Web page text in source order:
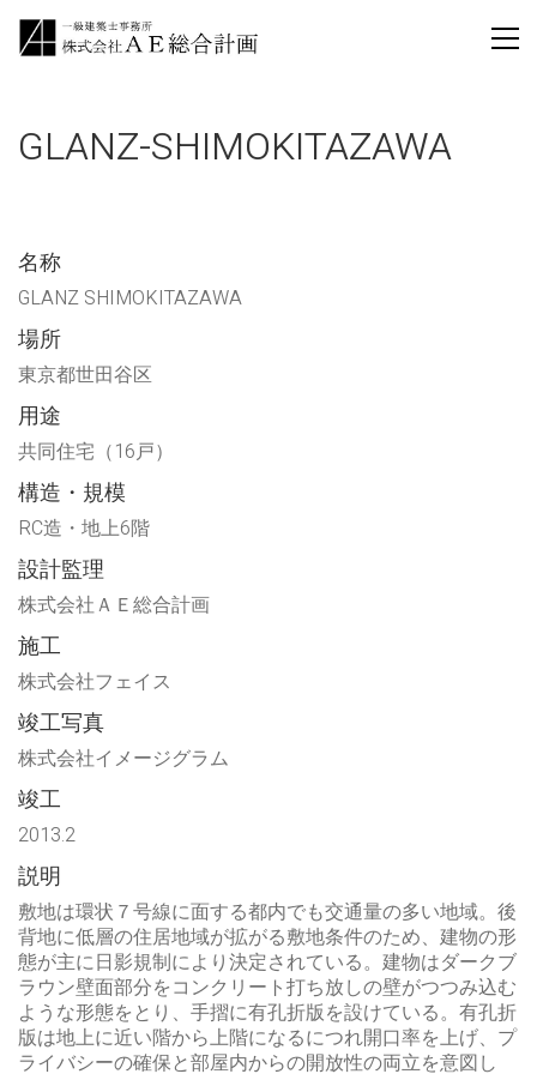
GLANZ-SHIMOKITAZAWA
名称
GLANZ SHIMOKITAZAWA
場所
東京都世田谷区
用途
共同住宅（16戸）
構造・規模
RC造・地上6階
設計監理
株式会社ＡＥ総合計画
施工
株式会社フェイス
竣工写真
株式会社イメージグラム
竣工
2013.2
説明
敷地は環状７号線に面する都内でも交通量の多い地域。後
背地に低層の住居地域が拡がる敷地条件のため、建物の形
態が主に日影規制により決定されている。建物はダークブ
ラウン壁面部分をコンクリート打ち放しの壁がつつみ込む
ような形態をとり、手摺に有孔折版を設けている。有孔折
版は地上に近い階から上階になるにつれ開口率を上げ、プ
ライバシーの確保と部屋内からの開放性の両立を意図し